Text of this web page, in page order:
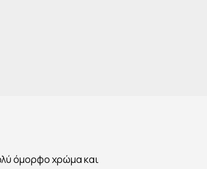
όμορφο χρώμα και